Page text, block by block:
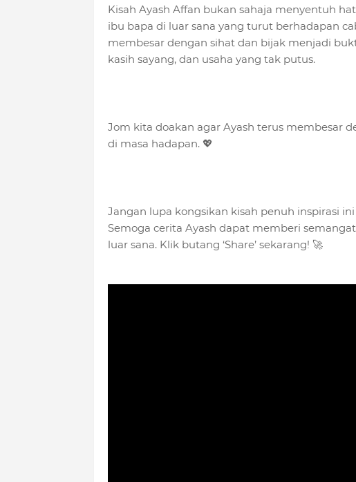
Kisah Ayash Affan bukan sahaja menyentuh
ibu bapa di luar sana yang turut berhadapan
membesar dengan sihat dan bijak menjadi
kasih sayang, dan usaha yang tak putus.
Jom kita doakan agar Ayash terus membesar
di masa hadapan. 💖
Jangan lupa kongsikan kisah penuh inspirasi
Semoga cerita Ayash dapat memberi
luar sana. Klik butang ‘Share’ sekarang! 🚀